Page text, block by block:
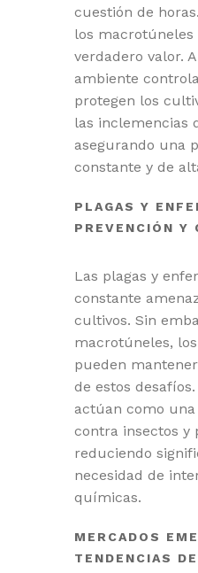
cuestión de
los
verdadero valor.
ambiente
protegen los
las inclemencias
asegurando una
constante y de
PLAGAS Y
PREVENCIÓN Y
Las plagas y
constante
cultivos. Sin
macrotúneles,
pueden
de estos
actúan como
contra insectos y
reduciendo
necesidad de
químicas.
MERCADOS
TENDENCIAS